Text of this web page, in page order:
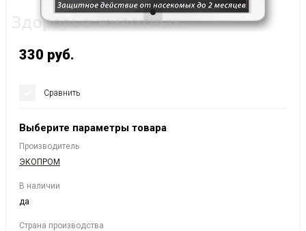
330 руб.
Сравнить
Выберите параметры товара
Производитель
ЭКОПРОМ
В наличии
да
Страна производства